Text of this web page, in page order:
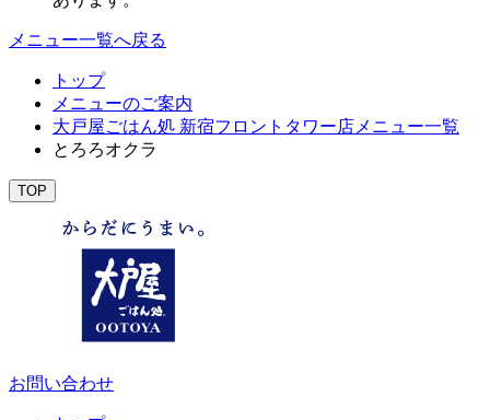
メニュー一覧へ戻る
トップ
メニューのご案内
大戸屋ごはん処 新宿フロントタワー店メニュー一覧
とろろオクラ
TOP
お問い合わせ